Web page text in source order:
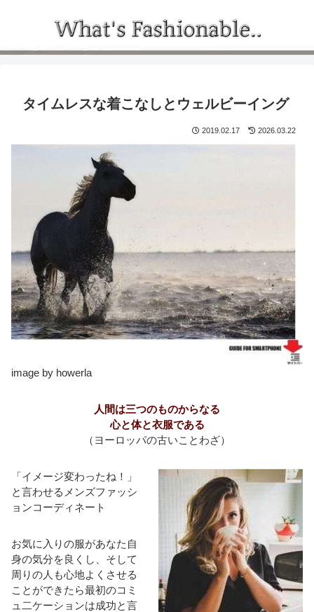
タイムレスな着こなしとウェルビーイング
2019.02.17 2026.03.22
image by howerla
人間は三つのものからなる
心と体と衣服である
（ヨーロッパの古いことわざ）
「イメージ変わったね！」
と言わせるメンズファッシ
ョンコーディネート
お気に入りの服があなた自
身の気分を良くし、そして
周りの人も心地よくさせる
ことができたら最初のコミ
ュ二ケーションは成功と言